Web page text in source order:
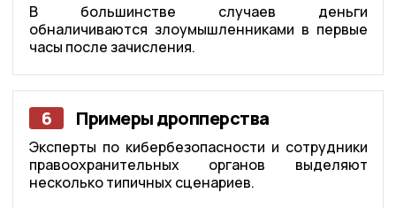
В большинстве случаев деньги
обналичиваются злоумышленниками в первые
часы после зачисления.
6 Примеры дропперства
Эксперты по кибербезопасности и сотрудники
правоохранительных органов выделяют
несколько типичных сценариев.